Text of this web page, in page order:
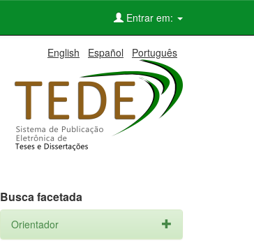
Entrar em:
English Español Português
Busca facetada
Orientador